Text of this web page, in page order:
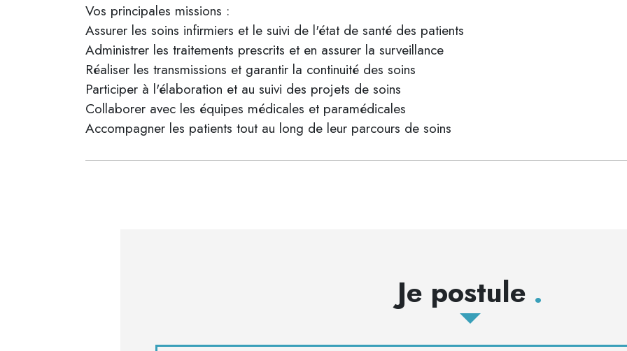
Vos principales missions :
Assurer les soins infirmiers et le suivi de l'état de santé des patients
Administrer les traitements prescrits et en assurer la surveillance
Réaliser les transmissions et garantir la continuité des soins
Participer à l'élaboration et au suivi des projets de soins
Collaborer avec les équipes médicales et paramédicales
Accompagner les patients tout au long de leur parcours de soins
Je postule